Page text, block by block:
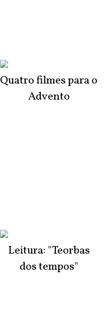
Quatro filmes para o
Advento
Leitura: "Teorbas
dos tempos"